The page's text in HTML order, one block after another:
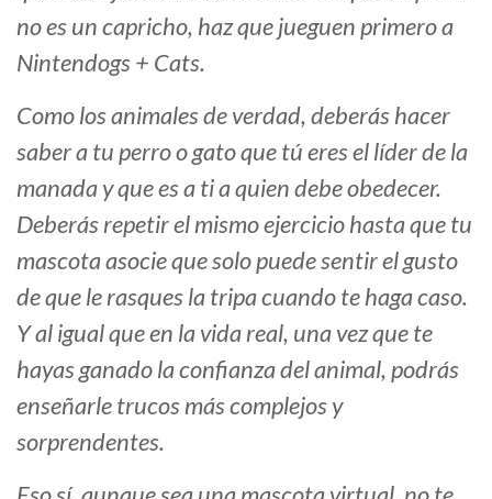
no es un capricho, haz que jueguen primero a
Nintendogs + Cats.
Como los animales de verdad, deberás hacer
saber a tu perro o gato que tú eres el líder de la
manada y que es a ti a quien debe obedecer.
Deberás repetir el mismo ejercicio hasta que tu
mascota asocie que solo puede sentir el gusto
de que le rasques la tripa cuando te haga caso.
Y al igual que en la vida real, una vez que te
hayas ganado la confianza del animal, podrás
enseñarle trucos más complejos y
sorprendentes.